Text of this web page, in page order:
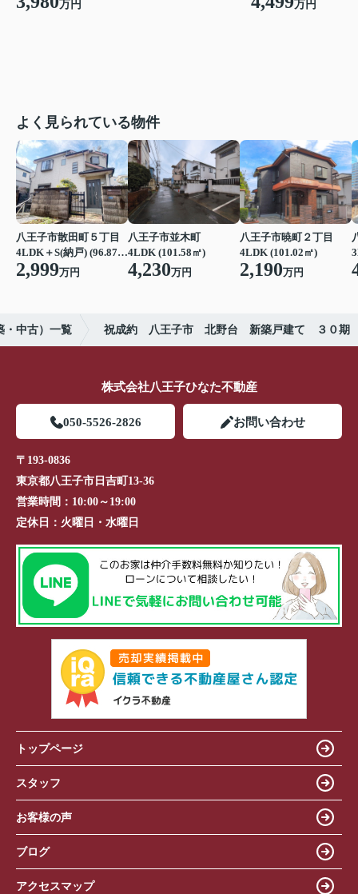
万円 万円
よく見られている物件
八王子市散田町５丁目
4LDK＋S(納戸) (96.87㎡)
2,999万円
八王子市並木町
4LDK (101.58㎡)
4,230万円
八王子市暁町２丁目
4LDK (101.02㎡)
2,190万円
・中古）一覧 祝成約 八王子市 北野台 新築戸建て ３０期
株式会社八王子ひなた不動産
050-5526-2826 お問い合わせ
〒193-0836
東京都八王子市日吉町13-36
営業時間： 10:00～19:00
定休日： 火曜日・水曜日
トップページ
スタッフ
お客様の声
ブログ
アクセスマップ